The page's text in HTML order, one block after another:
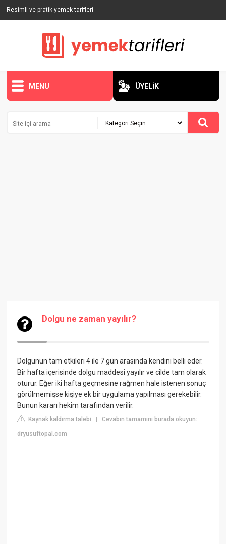
Resimli ve pratik yemek tarifleri
MENU ÜYELİK
Dolgu ne zaman yayılır?
Dolgunun tam etkileri 4 ile 7 gün arasında kendini belli eder.
Bir hafta içerisinde dolgu maddesi yayılır ve cilde tam olarak
oturur. Eğer iki hafta geçmesine rağmen hale istenen sonuç
görülmemişse kişiye ek bir uygulama yapılması gerekebilir.
Bunun kararı hekim tarafından verilir.
Kaynak kaldırma talebi |Cevabın tamamını burada okuyun:
dryusuftopal.com